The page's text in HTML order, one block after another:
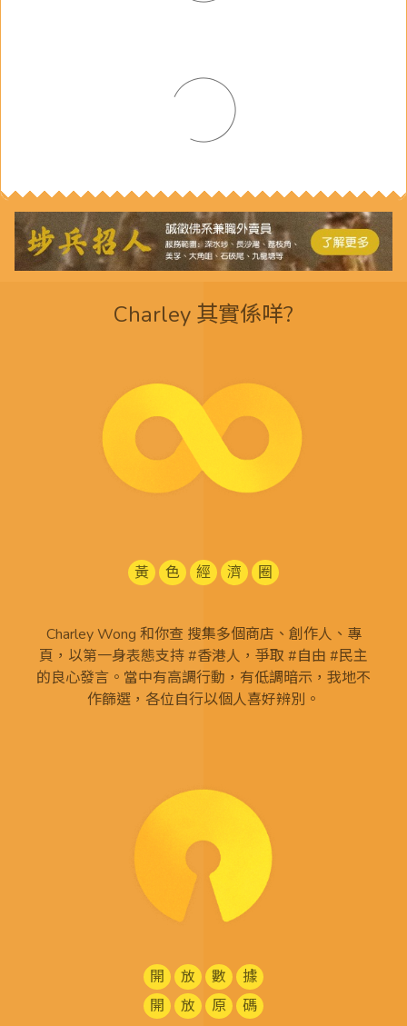
Charley 其實係咩?
黃 色 經 濟 圈
Charley Wong 和你查 搜集多個商店、創作人、專
頁，以第一身表態支持 #香港人，爭取 #自由 #民主
的良心發言。當中有高調行動，有低調暗示，我地不
作篩選，各位自行以個人喜好辨別。
開 放 數
據
開
放 原 碼